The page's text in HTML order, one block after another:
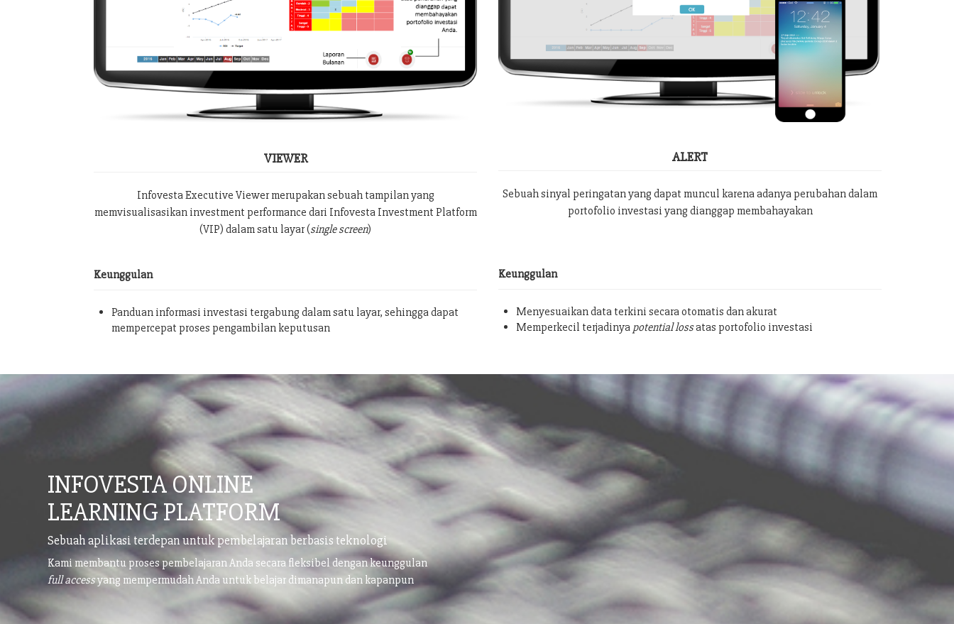
VIEWER
Infovesta Executive Viewer merupakan sebuah tampilan yang
memvisualisasikan investment performance dari Infovesta Investment Platform
(VIP) dalam satu layar (single screen)
Keunggulan
Panduan informasi investasi tergabung dalam satu layar, sehingga dapat
mempercepat proses pengambilan keputusan
ALERT
Sebuah sinyal peringatan yang dapat muncul karena adanya perubahan dalam
portofolio investasi yang dianggap membahayakan
Keunggulan
Menyesuaikan data terkini secara otomatis dan akurat
Memperkecil terjadinya potential lossatas portofolio investasi
INFOVESTA ONLINE
LEARNING PLATFORM
Sebuah aplikasi terdepan untuk pembelajaran berbasis teknologi
Kami membantu proses pembelajaran Anda secara fleksibel dengan keunggulan
full accessyang mempermudah Anda untuk belajar dimanapun dan kapanpun